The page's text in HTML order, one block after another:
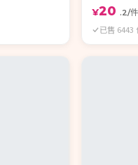
¥20 .2/件
已售 6443